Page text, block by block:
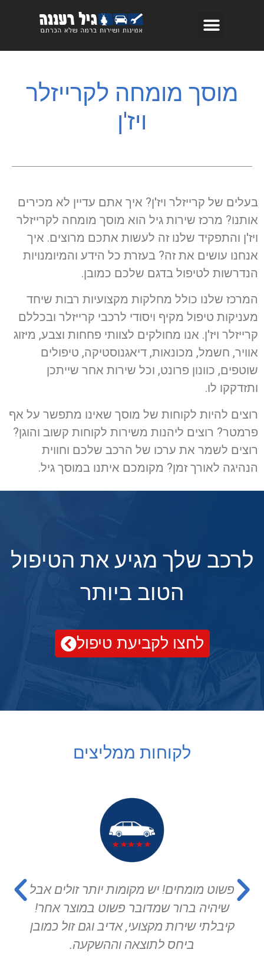
מוסך מומחה לקרייזלר
ויז'ן
בעלים של קרייזלר ויז'ן? איך אתם עדיין לא מכירים
אותנו? מרכז שירות גיל הוא מוסך מומחה לקרייזלר
ויז'ן והתפקיד שלנו זה לעשות אתכם מרוצים. איך
אנחנו עושים את זה? בעזרת כל הידע והמיומנויות
הנדרשות לטיפול בדגם שלכם כמובן.
המרכז שלנו כולל מחלקות מקצועיות רבות שיחד
מעניקות טיפול מקיף ויסודי לרכבי קרייזלר ובכללם
קרייזלר ויז'ן. אנו מחולקים לצוותי פחחות וצבע, מיזוג
אוויר, חשמל, מכונאות, דיאגנוסטיקה, טיפולים
שוטפים, כוונון פרונט, וכל שירות אחר שייתכן
ותזדקקו לו.
רוצים להיות לקוחות של מוסך שאינו מתפשר על אף
פרמטר? רוצים ליהנות משירות לקוחות קשוב והוגן?
רוצים לשמר את ערכו של הרכב שלכם וחווית
הנהיגה לאורך זמן? מקומכם איתנו במוסך גיל.
לרכב שלך מגיע את הטיפול
הטוב ביותר
לחצו לקביעת טיפול
לקוחות ממליצים
פשוט מומחים! יש מקומות יותר זולים אבל
שיהיה ברור שמדובר פשוט במוצר אחר!
קיבלתי שירות מקצועי, אדיב וגם זול כמובן
ביחס לתוצאה וההשקעה.